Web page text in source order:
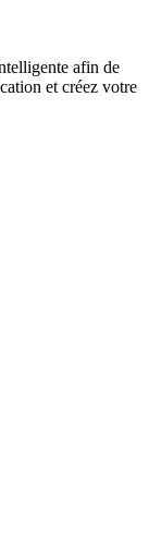
afin de
et créez votre